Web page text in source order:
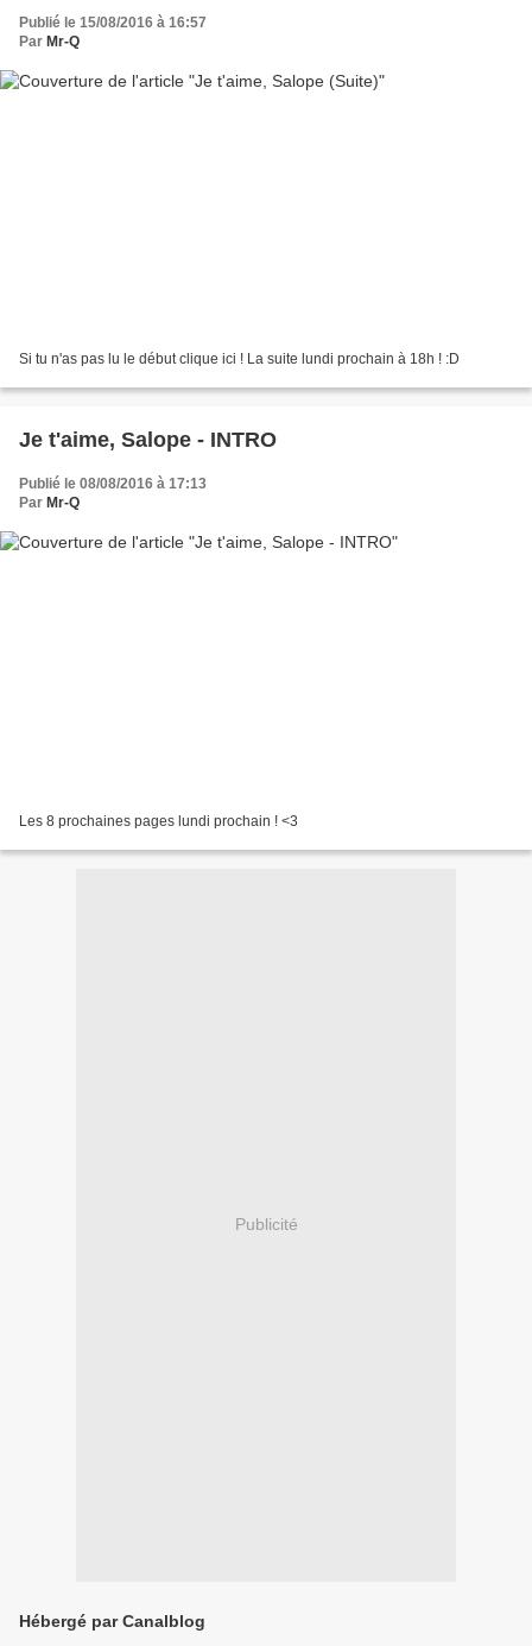
Publié le 15/08/2016 à 16:57
Par Mr-Q
Si tu n'as pas lu le début clique ici ! La suite lundi prochain à 18h ! :D
Je t'aime, Salope - INTRO
Publié le 08/08/2016 à 17:13
Par Mr-Q
Les 8 prochaines pages lundi prochain ! <3
Publicité
Hébergé par Canalblog